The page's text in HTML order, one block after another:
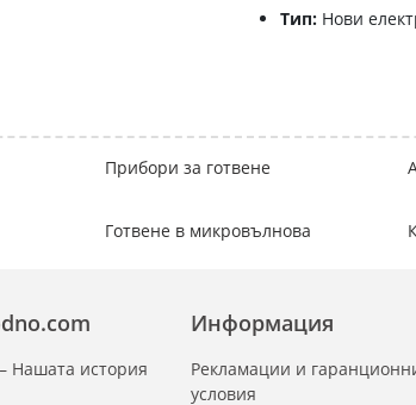
Тип: Нови
Прибори за готвене
Готвене в микровълнова
Информация
Рекламации и
условия
Нашата история